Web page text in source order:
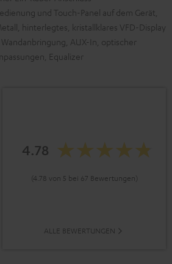
und Touch-Panel auf dem Gerät,
hinterlegtes, kristallklares VFD-Display
AUX-In, optischer
Equalizer
4.78
(4.78 von 5 bei 67 Bewertungen)
ALLE BEWERTUNGEN